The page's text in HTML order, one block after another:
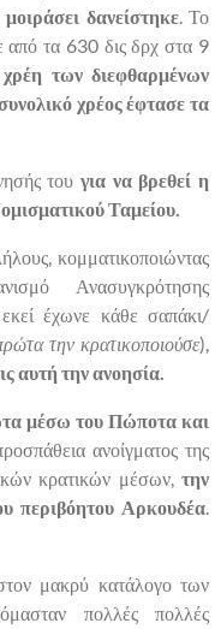
μοιράσει δανείστηκε. Το
από τα 630 δις δρχ στα 9
των διεφθαρμένων
χρέος έφτασε τα
του για να βρεθεί η
Ταμείου.
κομματικοποιώντας
Ανασυγκρότησης
έχωνε κάθε σαπάκι/
την κρατικοποιούσε),
αυτή την ανοησία.
μέσω του Πώποτα και
ανοίγματος της
κρατικών μέσων, την
περιβόητου Αρκουδέα.
μακρύ κατάλογο των
πολλές πολλές